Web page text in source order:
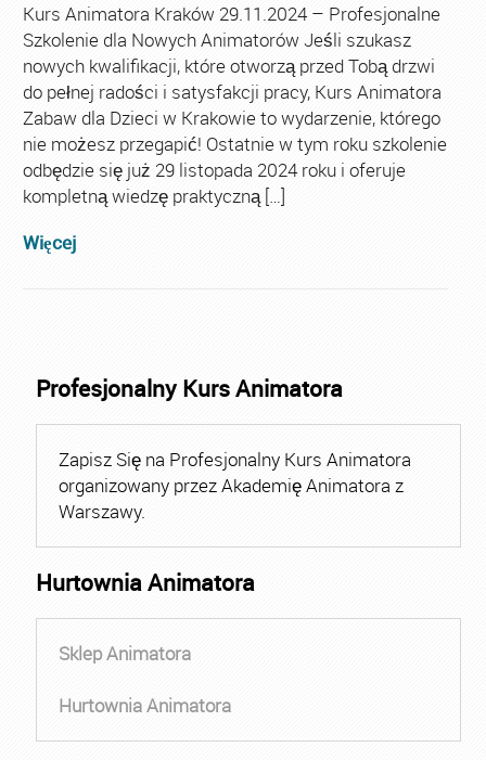
Kurs Animatora Kraków 29.11.2024 – Profesjonalne
Szkolenie dla Nowych Animatorów Jeśli szukasz
nowych kwalifikacji, które otworzą przed Tobą drzwi
do pełnej radości i satysfakcji pracy, Kurs Animatora
Zabaw dla Dzieci w Krakowie to wydarzenie, którego
nie możesz przegapić! Ostatnie w tym roku szkolenie
odbędzie się już 29 listopada 2024 roku i oferuje
kompletną wiedzę praktyczną […]
Więcej
Profesjonalny Kurs Animatora
Zapisz Się na Profesjonalny Kurs Animatora
organizowany przez Akademię Animatora z
Warszawy.
Hurtownia Animatora
Sklep Animatora
Hurtownia Animatora